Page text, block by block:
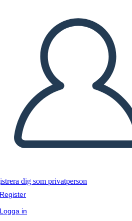
dig som privatperson
Register
Logga in
UPP BILDSPEL
LÄS FÖR MIG